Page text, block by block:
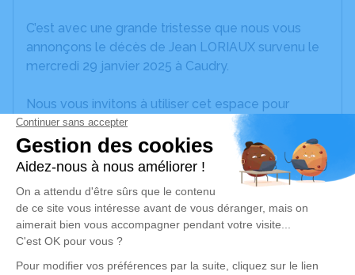
C’est avec une grande tristesse que nous vous
annonçons le décès de Jean LORIAUX survenu le
mercredi 29 janvier 2025 à Caudry.
Nous vous invitons à utiliser cet espace pour
laisser vos condoléances, partager des photos
souvenirs, une anecdote ou exprimer vos pensées
à travers des poèmes ou des textes. Cet endroit
est un lieu d'expression dédié à honorer la
mémoire de Jean LORIAUX.